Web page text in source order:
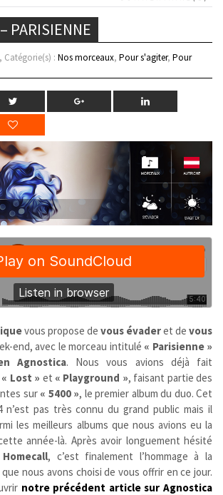
PARISIENNE
, Catégorie(s) : Nos morceaux, Pour s'agiter, Pour
vous propose de vous évaderet de vous
end, avec le morceau intitulé « Parisienne »
Agnostica. Nous vous avions déjà fait
« Lost » et « Playground », faisant partie des
sur « 5400 », le premier album du duo. Cet
n’est pas très connu du grand public mais il
les meilleurs albums que nous avions eu la
année-là. Après avoir longuement hésité
Homecall, c’est finalement l’hommage à la
que nous avons choisi de vous offrir en ce jour.
notre précédent article sur Agnostica